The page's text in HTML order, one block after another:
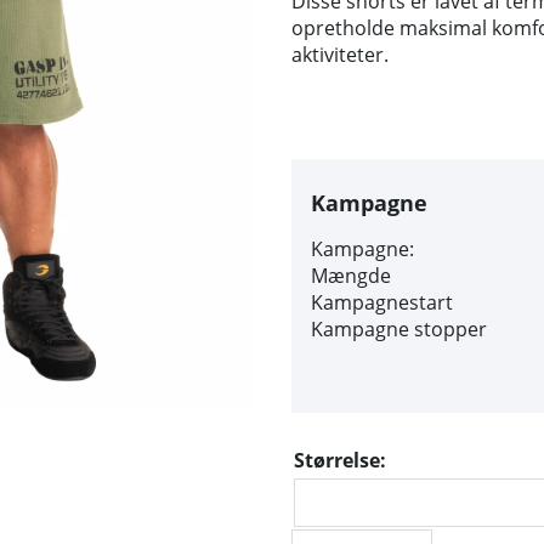
opretholde maksimal
aktiviteter.
Kampagne
Kampagne:
Mængde
Kampagnestart
Kampagne stopper
Størrelse: